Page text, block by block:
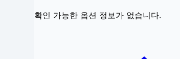
확인 가능한 옵션 정보가 없습니다.